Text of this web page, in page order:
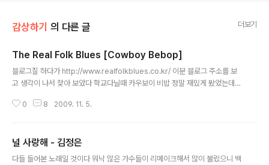
감상하기 의 다른 글 더보기
The Real Folk Blues [Cowboy Bebop]
블로그질 하다가 http://www.realfolkblues.co.kr/ 이분 블로그 주소를 보
고 생각이 나서 찾아 보았다 학교다닐때 카우보이 비밥 정말 재밌게 봤었는데
쿠 소리 듣겠구먼 ㅋㅋ) 이거슨 레알 진리. (해석 : 이것은 정말 최고입니다)
0 8 2009. 11. 5.
널 사랑해 - 김정은
다들 들어본 노래일 것이다 워낙 많은 가수들이 리메이크해서 많이 불렀으니 백